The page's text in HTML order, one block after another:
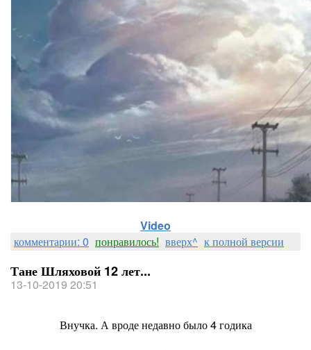
Video
комментарии: 0 понравилось! вверх^ к полной версии
Тане Шляховой 12 лет...
13-10-2019 20:51
Внучка. А вроде недавно было 4 годика